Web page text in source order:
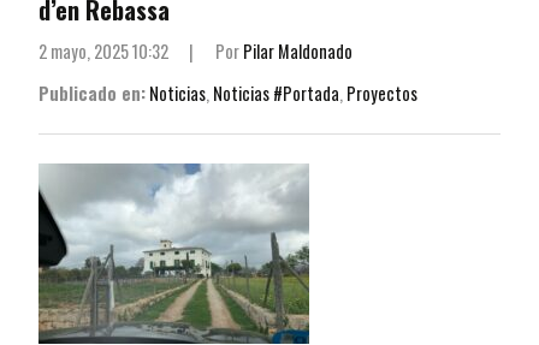
d’en Rebassa
2 mayo, 2025 10:32 | PorPilar Maldonado
Publicado en:Noticias, Noticias #Portada, Proyectos